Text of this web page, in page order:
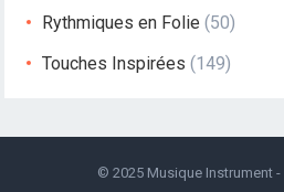
Rythmiques en Folie (50)
Touches Inspirées (149)
© 2025 Musique Instrument -